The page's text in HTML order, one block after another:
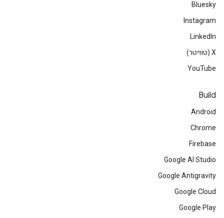
Bluesky
Instagram
LinkedIn
‫X (טוויטר)
YouTube
Build
Android
Chrome
Firebase
Google AI Studio
Google Antigravity
Google Cloud
Google Play